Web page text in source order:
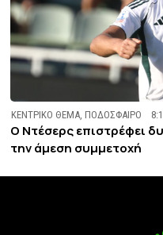
ΚΕΝΤΡΙΚΟ ΘΕΜΑ ,ΠΟΔΟΣΦΑΙΡΟ
Ο Ντέσερς επιστρέφει
την άμεση συμμετοχή